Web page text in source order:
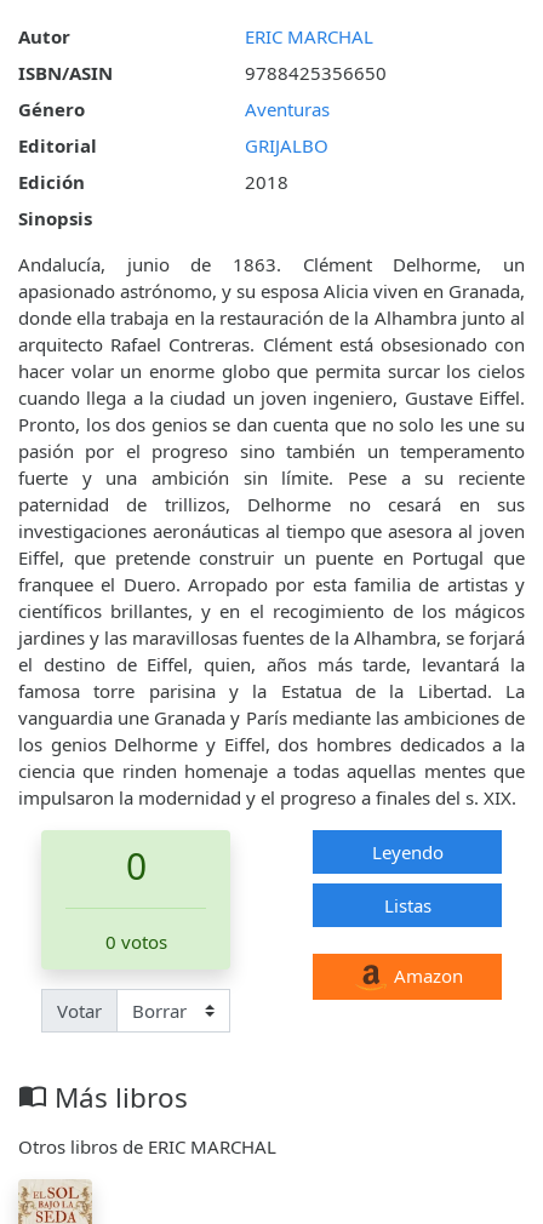
Autor
ERIC MARCHAL
ISBN/ASIN
9788425356650
Género
Aventuras
Editorial
GRIJALBO
Edición
2018
Sinopsis
Andalucía, junio de 1863. Clément Delhorme, un
apasionado astrónomo, y su esposa Alicia viven en Granada,
donde ella trabaja en la restauración de la Alhambra junto al
arquitecto Rafael Contreras. Clément está obsesionado con
hacer volar un enorme globo que permita surcar los cielos
cuando llega a la ciudad un joven ingeniero, Gustave Eiffel.
Pronto, los dos genios se dan cuenta que no solo les une su
pasión por el progreso sino también un temperamento
fuerte y una ambición sin límite. Pese a su reciente
paternidad de trillizos, Delhorme no cesará en sus
investigaciones aeronáuticas al tiempo que asesora al joven
Eiffel, que pretende construir un puente en Portugal que
franquee el Duero. Arropado por esta familia de artistas y
científicos brillantes, y en el recogimiento de los mágicos
jardines y las maravillosas fuentes de la Alhambra, se forjará
el destino de Eiffel, quien, años más tarde, levantará la
famosa torre parisina y la Estatua de la Libertad. La
vanguardia une Granada y París mediante las ambiciones de
los genios Delhorme y Eiffel, dos hombres dedicados a la
ciencia que rinden homenaje a todas aquellas mentes que
impulsaron la modernidad y el progreso a finales del s. XIX.
0
0 votos
Votar
Leyendo
Listas
Amazon
import_contacts Más libros
Otros libros de ERIC MARCHAL